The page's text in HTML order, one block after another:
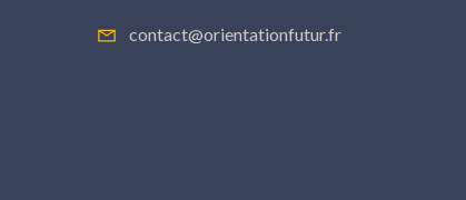
contact@orientationfutur.fr